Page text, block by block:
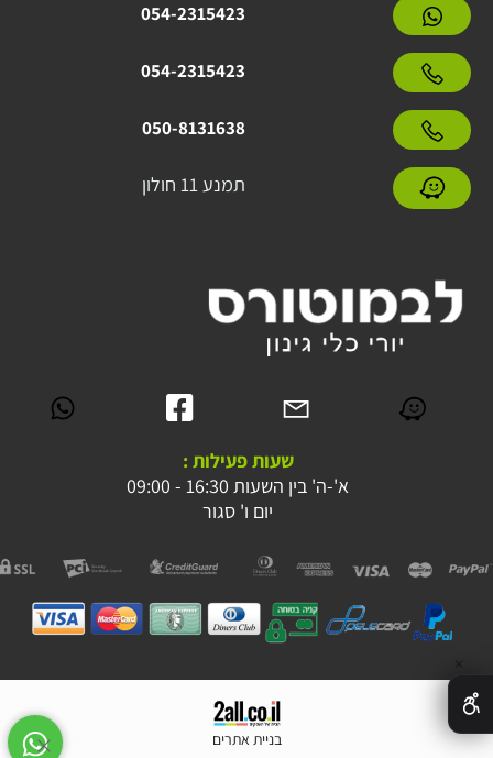
054-2315423
054-2315423
050-8131638
תמנע 11 חולון
שעות פעילות :
א'-ה' בין השעות 16:30 - 09:00
יום ו' סגור
בניית אתרים